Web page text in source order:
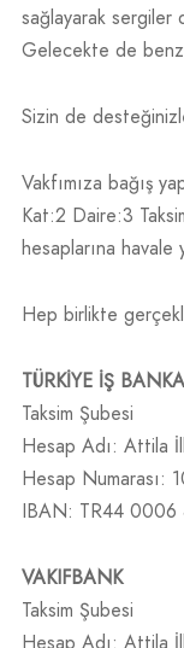
sağlayarak
Gelecekte de
Sizin de
Vakfımıza bağış
Kat:2 Daire:3
hesaplarına
Hep birlikte
TÜRKİYE İŞ
Taksim Şubesi
Hesap Adı: Attila
Hesap Numarası:
IBAN: TR44
VAKIFBANK
Taksim Şubesi
Hesap Adı: Attila